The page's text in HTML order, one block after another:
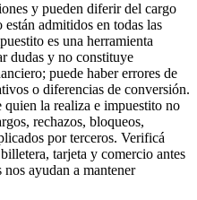
y pueden diferir del cargo
admitidos en todas las
es una herramienta
dudas y no constituye
puede haber errores de
o diferencias de conversión.
quien la realiza e impuestito no
rechazos, bloqueos,
por terceros. Verificá
tarjeta y comercio antes
nos ayudan a mantener